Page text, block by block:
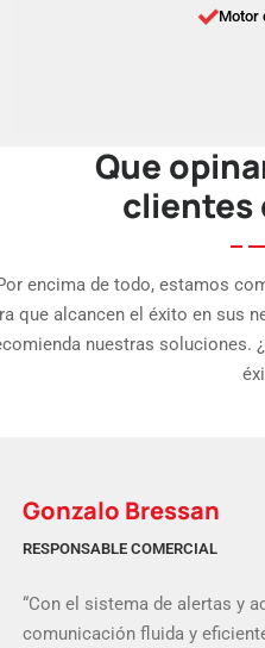
Motor
Que
clientes
encima de todo, estamos
que alcancen el éxito en sus
nuestras soluciones.
Gonzalo Bressan
RESPONSABLE COMERCIAL
“Con el sistema de alertas y
comunicación fluida y